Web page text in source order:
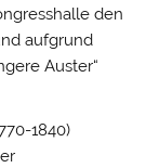
den
aufgrund
Auster“
1840)